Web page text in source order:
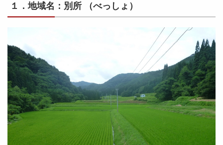
１．地域名：別所 （べっしょ）